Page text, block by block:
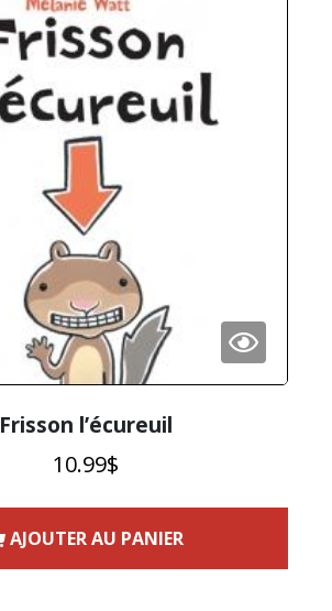
Frisson l’écureuil
10.99$
AJOUTER AU PANIER